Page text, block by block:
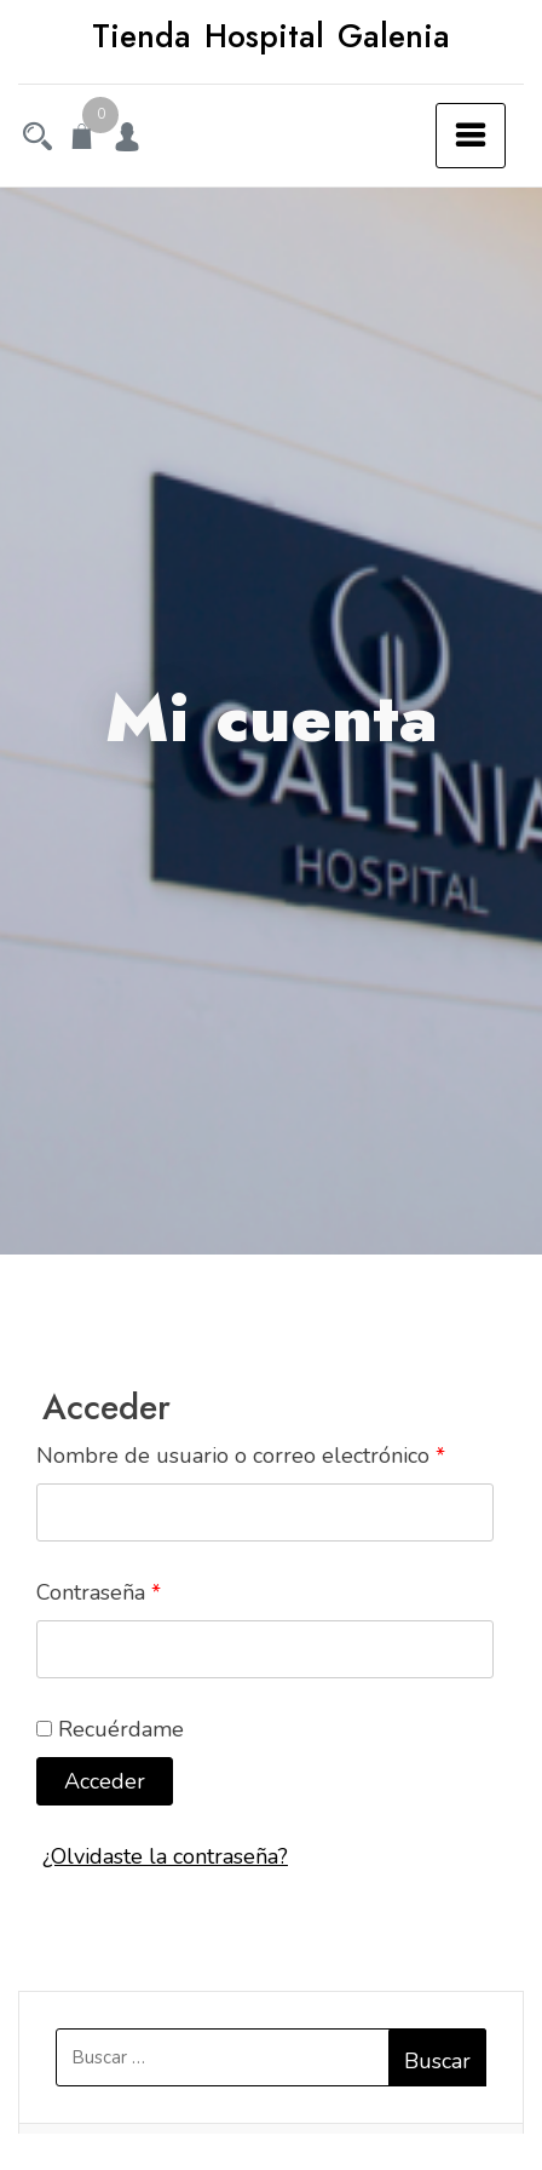
contenido
Tienda Hospital Galenia
0
Mi cuenta
Acceder
Nombre de usuario o correo electrónico *
Contraseña *
Recuérdame
Acceder
¿Olvidaste la contraseña?
Buscar: